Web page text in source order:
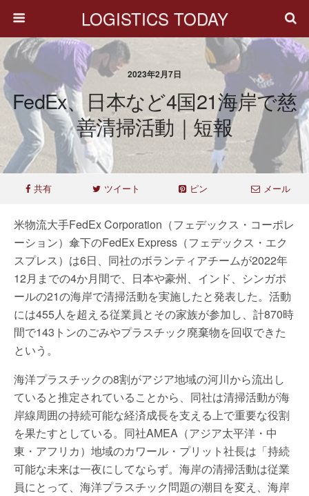
LOGISTICS TODAY
2023年2月7日
FedEx、日本など4国21海岸で慈
善清掃活動｜短報
共有 ツイート ピン メール
米物流大手FedEx Corporation（フェデックス・コーポレ
ーション）傘下のFedEx Express（フェデックス・エク
スプレス）は6日、同社のボランティアチームが2022年
12月までの4か月間で、日本や豪州、インド、シンガポ
ールの21の海岸で清掃活動を実施したと発表した。活動
には455人を超える従業員とその家族が参加し、計870時
間で143トンのごみやプラスチック廃棄物を回収できた
という。
海洋プラスチックの8割がアジア地域の河川から流出し
ていると推定されていることから、同社は清掃活動が海
岸線周囲の持続可能な経済成長を支える上で重要な役割
を果たすとしている。同社AMEA（アジア太平洋・中
東・アフリカ）地域のカワール・プリット社長は「持続
可能な未来は一夜にしてならず。海岸の清掃活動は従業
員にとって、海洋プラスチック問題の潮目を変え、海岸